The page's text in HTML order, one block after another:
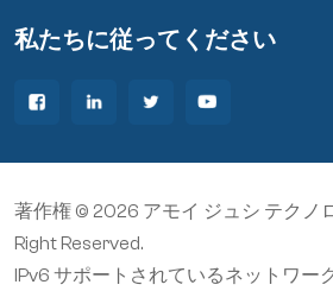
私たちに従ってください
著作権 © 2026 アモイ ジュシ テクノ
Right Reserved.
IPv6 サポートされているネットワー